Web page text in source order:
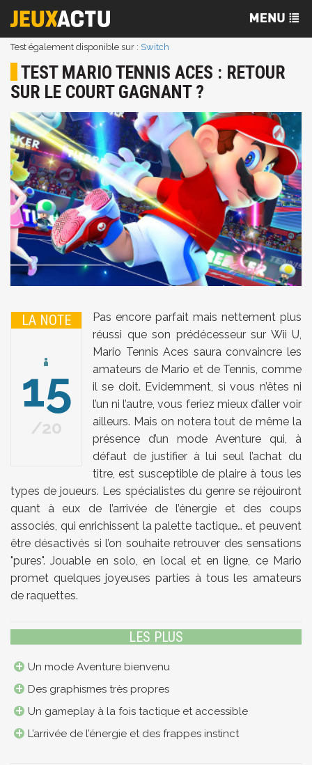
Test également disponible sur : Switch
TEST MARIO TENNIS ACES : RETOUR
SUR LE COURT GAGNANT ?
LA NOTE
15
20
Pas encore parfait mais nettement plus
réussi que son prédécesseur sur Wii U,
Mario Tennis Aces saura convaincre les
amateurs de Mario et de Tennis, comme
il se doit. Evidemment, si vous n’êtes ni
l’un ni l’autre, vous feriez mieux d’aller voir
ailleurs. Mais on notera tout de même la
présence d’un mode Aventure qui, à
défaut de justifier à lui seul l’achat du
titre, est susceptible de plaire à tous les
types de joueurs. Les spécialistes du genre se réjouiront
quant à eux de l’arrivée de l’énergie et des coups
associés, qui enrichissent la palette tactique… et peuvent
être désactivés si l’on souhaite retrouver des sensations
"pures". Jouable en solo, en local et en ligne, ce Mario
promet quelques joyeuses parties à tous les amateurs
de raquettes.
LES PLUS
Un mode Aventure bienvenu
Des graphismes très propres
Un gameplay à la fois tactique et accessible
L’arrivée de l’énergie et des frappes instinct